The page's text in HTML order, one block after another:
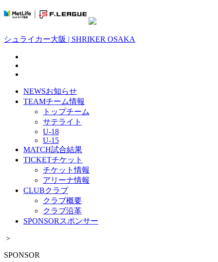
シュライカー大阪 | SHRIKER OSAKA
NEWSお知らせ
TEAMチーム情報
トップチーム
サテライト
U-18
U-15
MATCH試合結果
TICKETチケット
チケット情報
アリーナ情報
CLUBクラブ
クラブ概要
クラブ沿革
SPONSOR スポンサー
>
SPONSOR